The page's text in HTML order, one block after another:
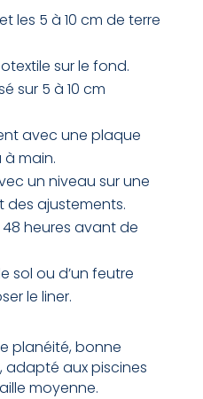
les 5 à 10 cm de terre
sur le fond.
sur 5 à 10 cm
avec une plaque
main.
un niveau sur une
des ajustements.
heures avant de
sol ou d’un feutre
le liner.
planéité, bonne
adapté aux piscines
moyenne.